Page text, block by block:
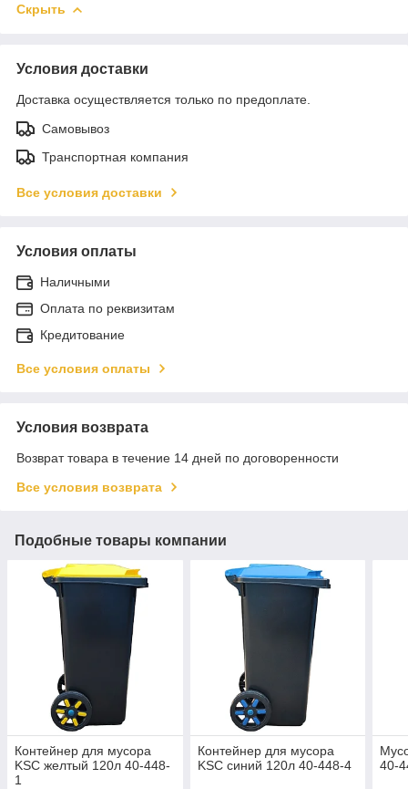
Скрыть
Условия доставки
Доставка осуществляется только по предоплате.
Самовывоз
Транспортная компания
Все условия доставки
Условия оплаты
Наличными
Оплата по реквизитам
Кредитование
Все условия оплаты
Условия возврата
Возврат товара в течение 14 дней по договоренности
Все условия возврата
Подобные товары компании
Контейнер для мусора
KSC желтый 120л 40-448-
1
Контейнер для мусора
KSC синий 120л 40-448-4
40-